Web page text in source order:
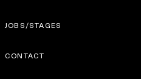
JOBS/STAGES
CONTACT